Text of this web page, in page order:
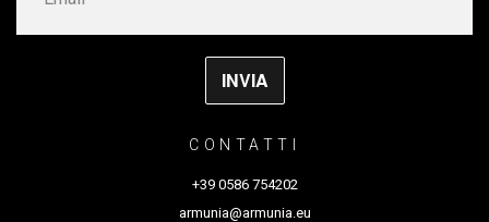
CONTATTI
+39 0586 754202
armunia@armunia.eu